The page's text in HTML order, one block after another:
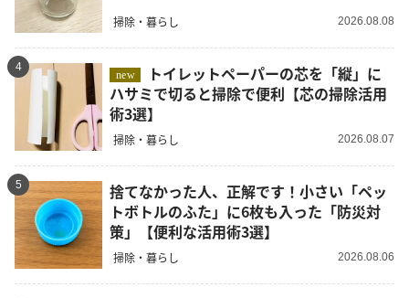
掃除・暮らし 2026.08.08
4
new
ハサミで切ると掃除で便利【芯の掃除活用
術3選】
掃除・暮らし 2026.08.07
5
捨てなかった人、正解です！小さい「ペッ
トボトルのふた」に6枚も入った「防災対
策」【便利な活用術3選】
掃除・暮らし 2026.08.06